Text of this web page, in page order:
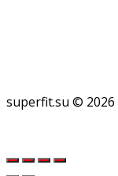
superfit.su © 2026